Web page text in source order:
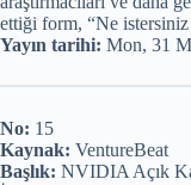
ettiği form, “Ne
Yayın tarihi: Mon, 31
No: 15
Kaynak: VentureBeat
Başlık: NVIDIA Açık